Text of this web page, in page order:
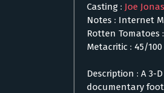
Casting : Joe Jonas
Notes : Internet
Rotten Tomatoes :
Metacritic : 45/100
Description : A 3-
documentary